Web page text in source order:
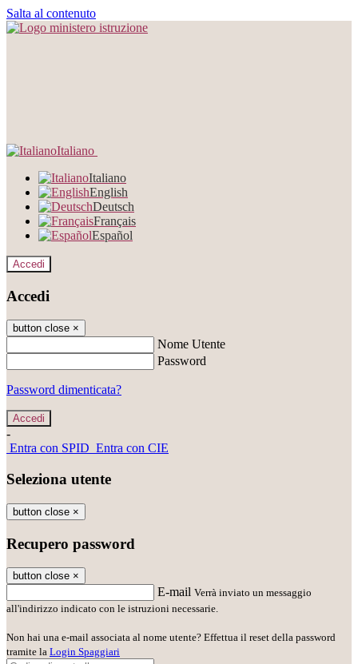
Salta al contenuto
Italiano
Italiano
English
Deutsch
Français
Español
Accedi
Accedi
button close ×
Nome Utente
Password
Password dimenticata?
-
Entra con SPID Entra con CIE
Seleziona utente
button close ×
Recupero password
button close ×
E-mail Verrà inviato un messaggio
all'indirizzo indicato con le istruzioni necessarie.
Non hai una e-mail associata al nome utente? Effettua il reset della password
tramite la Login Spaggiari